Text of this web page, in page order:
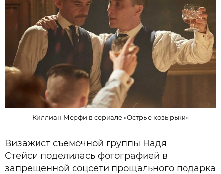
Киллиан Мерфи в сериале «Острые козырьки»
Визажист съемочной группы Надя
Стейси поделилась фотографией в
запрещенной соцсети прощального подарка